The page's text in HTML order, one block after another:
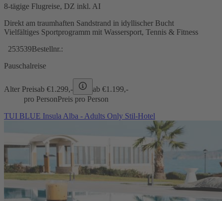
8-tägige Flugreise, DZ inkl. AI
Direkt am traumhaften Sandstrand in idyllischer Bucht
Vielfältiges Sportprogramm mit Wassersport, Tennis & Fitness
253539Bestellnr.:
Pauschalreise
Alter Preisab €1.299,- ab €1.199,-
pro PersonPreis pro Person
TUI BLUE Insula Alba - Adults Only Stil-Hotel